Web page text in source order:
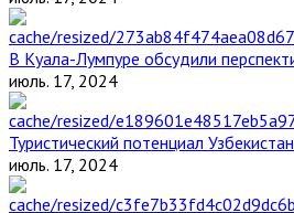
В Куала-Лумпуре обсудили
июль. 17, 2024
Туристический потенциал
июль. 17, 2024